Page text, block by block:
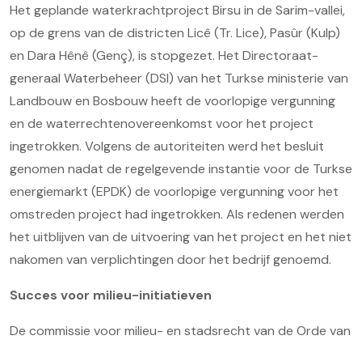
Het geplande waterkrachtproject Birsu in de Sarim-vallei,
op de grens van de districten Licê (Tr. Lice), Pasûr (Kulp)
en Dara Hênê (Genç), is stopgezet. Het Directoraat-
generaal Waterbeheer (DSI) van het Turkse ministerie van
Landbouw en Bosbouw heeft de voorlopige vergunning
en de waterrechtenovereenkomst voor het project
ingetrokken. Volgens de autoriteiten werd het besluit
genomen nadat de regelgevende instantie voor de Turkse
energiemarkt (EPDK) de voorlopige vergunning voor het
omstreden project had ingetrokken. Als redenen werden
het uitblijven van de uitvoering van het project en het niet
nakomen van verplichtingen door het bedrijf genoemd.
Succes voor milieu-initiatieven
De commissie voor milieu- en stadsrecht van de Orde van